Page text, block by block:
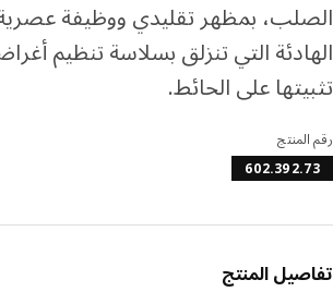
بمظهر تقليدي ووظيفة عصرية.
التي تنزلق بسلاسة تنظيم
على الحائط.
المنتج